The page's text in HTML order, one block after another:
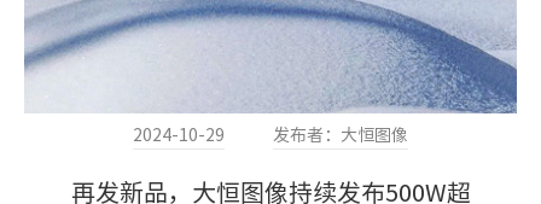
2024-10-29 发布者：大恒图像
再发新品，大恒图像持续发布500W超